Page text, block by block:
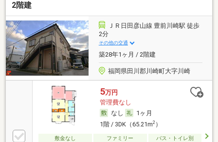
2階建
ＪＲ日田彦山線 豊前川崎駅 徒歩
2分
その他の交通
築28年1ヶ月 / 2階建
福岡県田川郡川崎町大字川崎
5万円
管理費なし
なし
1ヶ月
1階 / 3DK（65.21m2）
敷金なし ファミリー
バス・トイレ別